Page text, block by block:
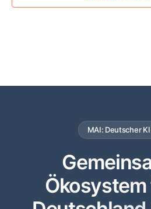
MAI: Deutscher
Ökosystem